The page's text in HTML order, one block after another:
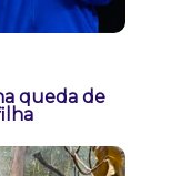
queda de